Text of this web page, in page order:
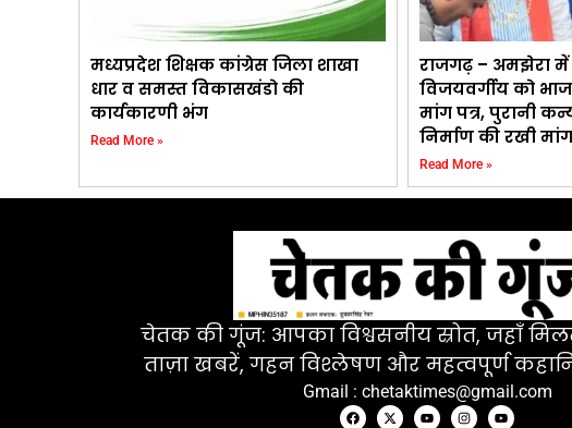
मध्यप्रदेश शिक्षक कांग्रेस जिला शाखा
धार व समस्त विकासखंडो की
कार्यकारणी भंग
Read More »
राजगढ़ – अमझेरा में
विजयवर्गीय को
मांग पत्र, पुरानी
निर्माण की रखी मांग
Read More »
चेतक की गूंज: आपका विश्वसनीय स्रोत, जहाँ
ताज़ा खबरें, गहन विश्लेषण और महत्वपूर्ण
Gmail : chetaktimes@gmail.com